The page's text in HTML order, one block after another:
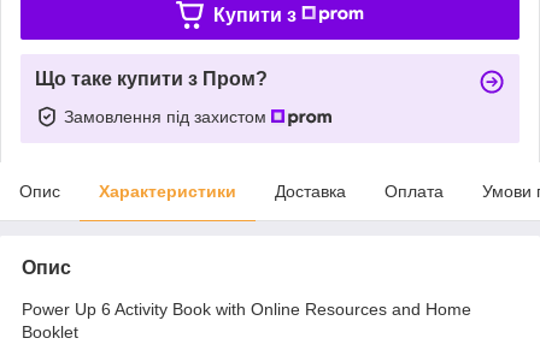
Купити з
Що таке купити з Пром?
Замовлення під захистом
Опис Характеристики Доставка Оплата Умови
Опис
Power Up 6 Activity Book with Online Resources and Home
Booklet